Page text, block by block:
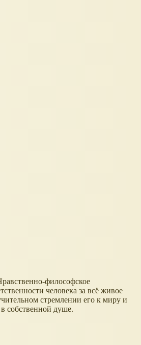
философское
человека за всё живое
стремлении его к миру и
собственной душе.